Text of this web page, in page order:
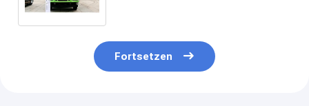
Fortsetzen